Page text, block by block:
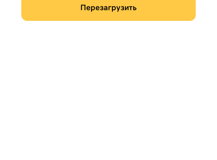
Перезагрузить